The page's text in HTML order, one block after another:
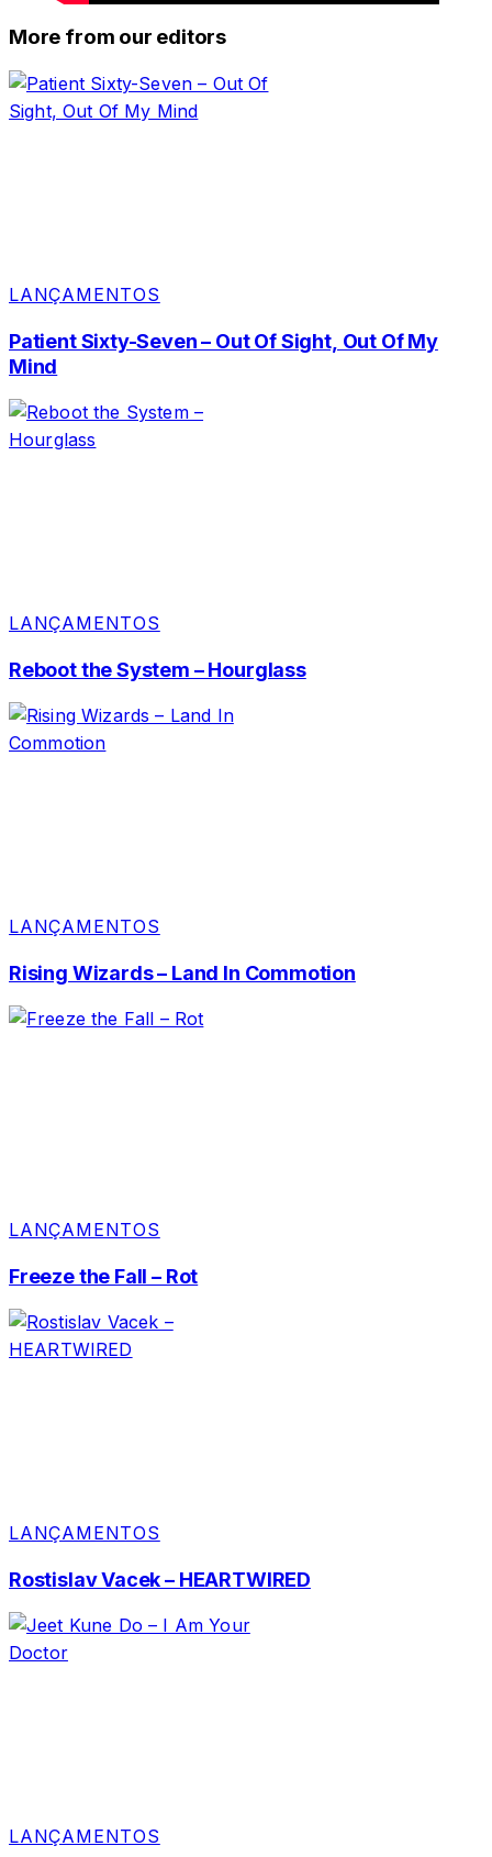
More from our editors
LANÇAMENTOS
Patient Sixty-Seven – Out Of Sight, Out Of My
Mind
LANÇAMENTOS
Reboot the System – Hourglass
LANÇAMENTOS
Rising Wizards – Land In Commotion
LANÇAMENTOS
Freeze the Fall – Rot
LANÇAMENTOS
Rostislav Vacek – HEARTWIRED
LANÇAMENTOS